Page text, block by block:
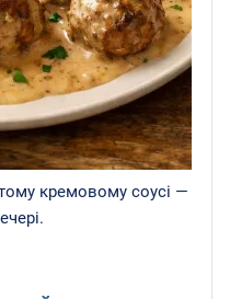
кремовому соусі —